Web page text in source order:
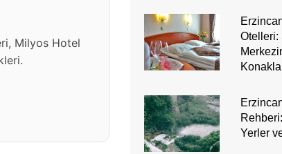
Milyos Hotel
Otelleri:
Yerler